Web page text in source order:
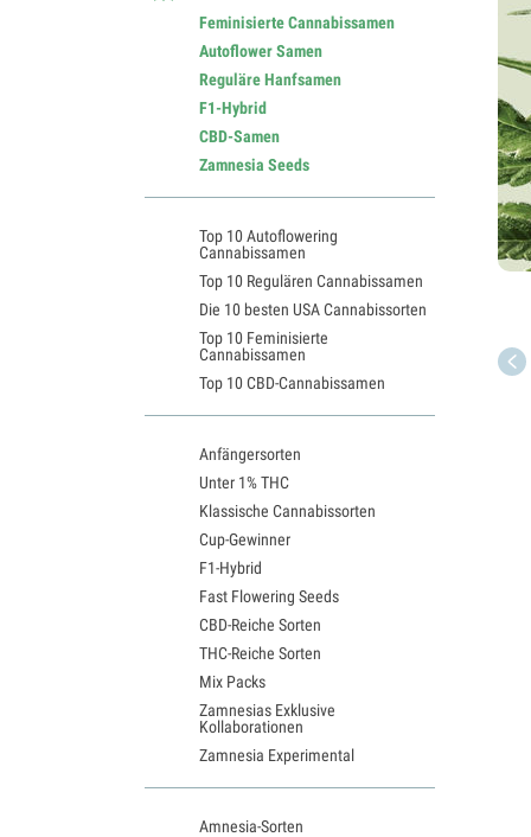
Feminisierte Cannabissamen
Autoflower Samen
Reguläre Hanfsamen
F1-Hybrid
CBD-Samen
Zamnesia Seeds
Top 10 Autoflowering
Cannabissamen
Top 10 Regulären Cannabissamen
Die 10 besten USA Cannabissorten
Top 10 Feminisierte
Cannabissamen
Top 10 CBD-Cannabissamen
Anfängersorten
Unter 1% THC
Klassische Cannabissorten
Cup-Gewinner
F1-Hybrid
Fast Flowering Seeds
CBD-Reiche Sorten
THC-Reiche Sorten
Mix Packs
Zamnesias Exklusive
Kollaborationen
Zamnesia Experimental
Amnesia-Sorten